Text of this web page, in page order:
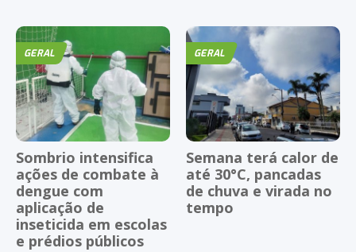
GERAL
Sombrio intensifica
ações de combate à
dengue com
aplicação de
inseticida em escolas
e prédios públicos
GERAL
Semana terá calor de
até 30°C, pancadas
de chuva e virada no
tempo